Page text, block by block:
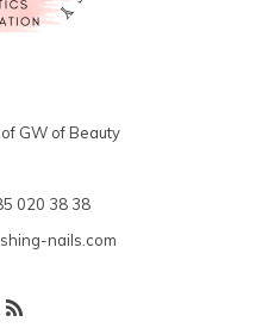
GW of Beauty
020 38 38
nails.com